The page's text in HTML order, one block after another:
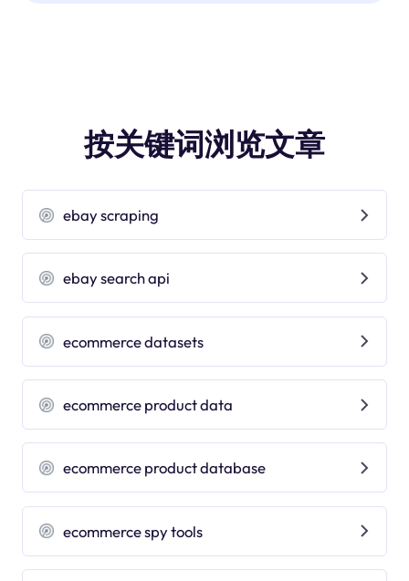
按关键词浏览文章
ebay scraping
ebay search api
ecommerce datasets
ecommerce product data
ecommerce product database
ecommerce spy tools